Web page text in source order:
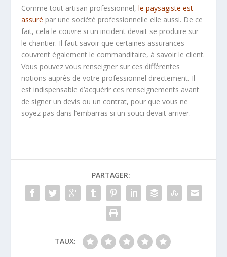
Comme tout artisan professionnel,le paysagiste est
assuré par une société professionnelle elle aussi. De ce
fait, cela le couvre si un incident devait se produire sur
le chantier. Il faut savoir que certaines assurances
couvrent également le commanditaire, à savoir le client.
Vous pouvez vous renseigner sur ces différentes
notions auprès de votre professionnel directement. Il
est indispensable d’acquérir ces renseignements avant
de signer un devis ou un contrat, pour que vous ne
soyez pas dans l’embarras si un souci devait arriver.
PARTAGER:
TAUX: